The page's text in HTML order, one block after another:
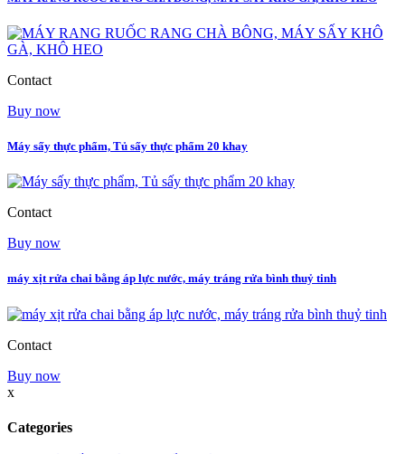
Contact
Buy now
Máy sấy thực phẩm, Tủ sấy thực phẩm 20 khay
Contact
Buy now
máy xịt rửa chai bằng áp lực nước, máy tráng rửa bình thuỷ tinh
Contact
Buy now
x
Categories